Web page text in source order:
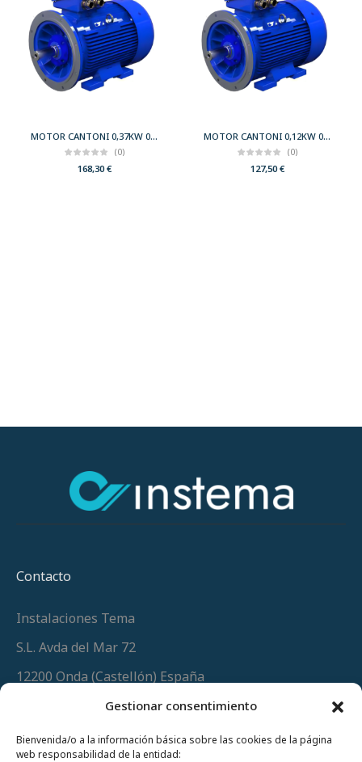
Gestionar consentimiento
Bienvenida/o a la información básica sobre las cookies de la página
web responsabilidad de la entidad:
MOTOR CANTONI 0,37KW 0,50CV 3000 B35 T71 230/400 IE2
(0)
168,30€
MOTOR CANTONI 0,12KW 0,17CV 3000 B35 T56 230/400 IE2
(0)
127,50€
Contacto
Instalaciones Tema
S.L. Avda del Mar 72
12200 Onda (Castellón) España
(+34) 964 60 34 34
Urgencias y whatsapp649 406 493